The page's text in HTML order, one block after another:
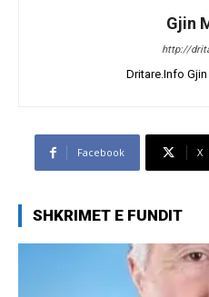
Gjin
http://
Dritare.Info
Facebook X
SHKRIMET E FUNDIT